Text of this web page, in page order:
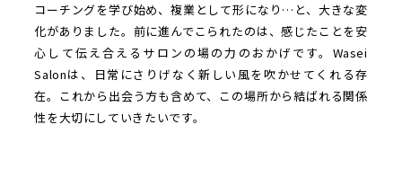
コーチングを学び始め、複業として形になり…と、大きな変
化がありました。前に進んでこられたのは、感じたことを安
心して伝え合えるサロンの場の力のおかげです。Wasei
Salonは、日常にさりげなく新しい風を吹かせてくれる存
在。これから出会う方も含めて、この場所から結ばれる関係
性を大切にしていきたいです。